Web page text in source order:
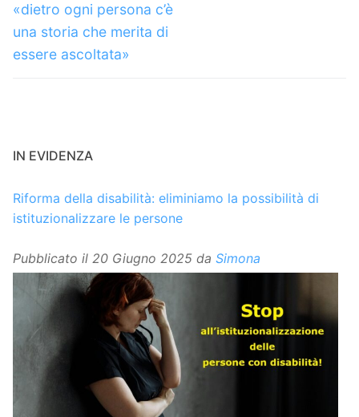
«dietro ogni persona c’è
una storia che merita di
essere ascoltata»
IN EVIDENZA
Riforma della disabilità: eliminiamo la possibilità di
istituzionalizzare le persone
Pubblicato il 20 Giugno 2025 da Simona